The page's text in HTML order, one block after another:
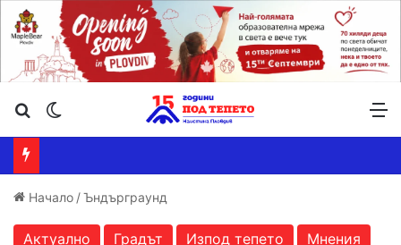
Търсене ...
Начало /Ъндърграунд
Актуално Градът Изпод тепето
Мнения